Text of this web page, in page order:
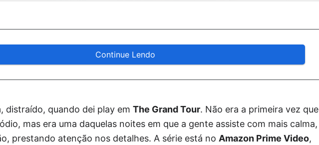
Continue Lendo
distraído, quando dei play em The Grand Tour. Não era a primeira vez que
mas era uma daquelas noites em que a gente assiste com mais calma,
prestando atenção nos detalhes. A série está no Amazon Prime Video,